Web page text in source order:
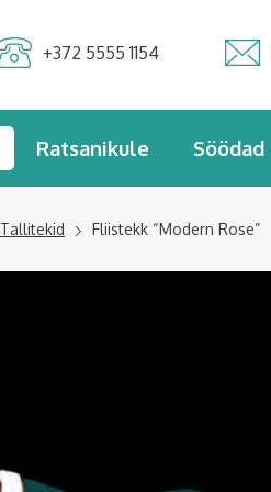
+372 5555 1154
Ratsanikule Söödad
Tallitekid Fliistekk “Modern Rose”